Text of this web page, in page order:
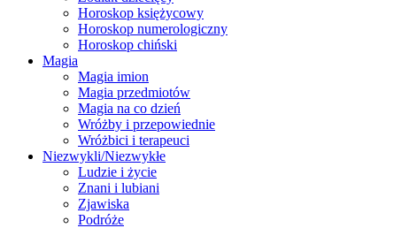
Horoskop księżycowy
Horoskop numerologiczny
Horoskop chiński
Magia
Magia imion
Magia przedmiotów
Magia na co dzień
Wróżby i przepowiednie
Wróżbici i terapeuci
Niezwykli/Niezwykłe
Ludzie i życie
Znani i lubiani
Zjawiska
Podróże